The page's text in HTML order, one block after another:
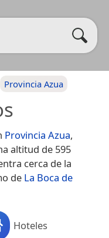
Provincia Azua
Provincia Azua,
altitud de 595
cerca de la
de La Boca de
Hoteles